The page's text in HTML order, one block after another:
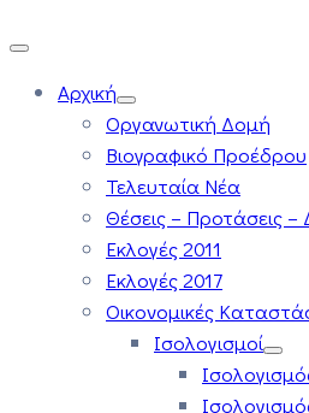
Αρχική
Οργανωτική Δομή
Βιογραφικό Προέδρου
Τελευταία Νέα
Θέσεις – Προτάσεις –
Εκλογές 2011
Εκλογές 2017
Οικονομικές
Ισολογισμοί